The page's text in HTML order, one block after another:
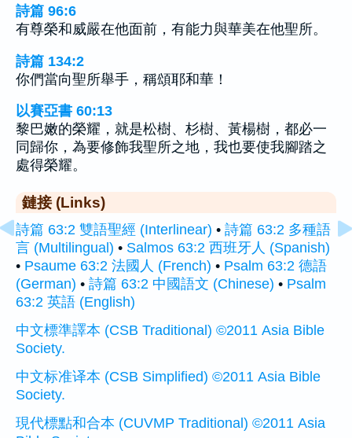
詩篇 96:6
有尊榮和威嚴在他面前，有能力與華美在他聖所。
詩篇 134:2
你們當向聖所舉手，稱頌耶和華！
以賽亞書 60:13
黎巴嫩的榮耀，就是松樹、杉樹、黃楊樹，都必一
同歸你，為要修飾我聖所之地，我也要使我腳踏之
處得榮耀。
鏈接 (Links)
詩篇 63:2 雙語聖經 (Interlinear) • 詩篇 63:2 多種語
言 (Multilingual) • Salmos 63:2 西班牙人 (Spanish)
• Psaume 63:2 法國人 (French) • Psalm 63:2 德語
(German) • 詩篇 63:2 中國語文 (Chinese) • Psalm
63:2 英語 (English)
中文標準譯本 (CSB Traditional) ©2011 Asia Bible
Society.
中文标准译本 (CSB Simplified) ©2011 Asia Bible
Society.
現代標點和合本 (CUVMP Traditional) ©2011 Asia